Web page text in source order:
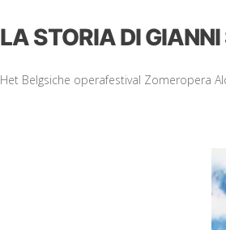
LA STORIA DI
Het Belgsiche operafestival Zomeropera